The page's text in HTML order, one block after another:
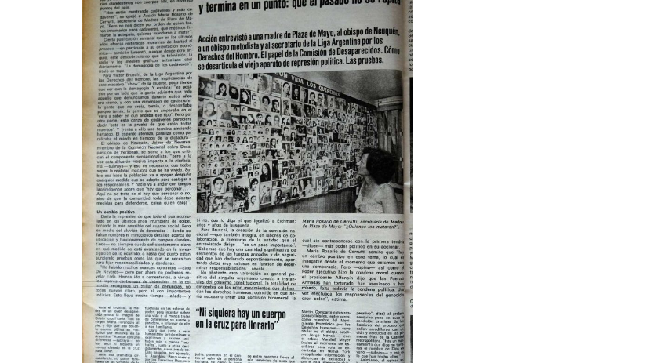
«La reforma
MULTIMEDIA
60º aniversario de Acción.
Periodismo con historia